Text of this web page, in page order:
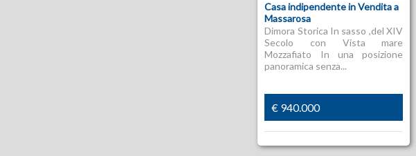
Casa indipendente in Vendita a
Massarosa
Dimora Storica In sasso ,del XIV
Secolo con Vista mare
Mozzafiato In una posizione
panoramica senza...
€ 940.000